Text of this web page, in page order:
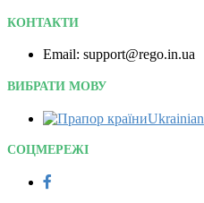
КОНТАКТИ
Email: support@rego.in.ua
ВИБРАТИ МОВУ
Ukrainian‎
СОЦМЕРЕЖІ